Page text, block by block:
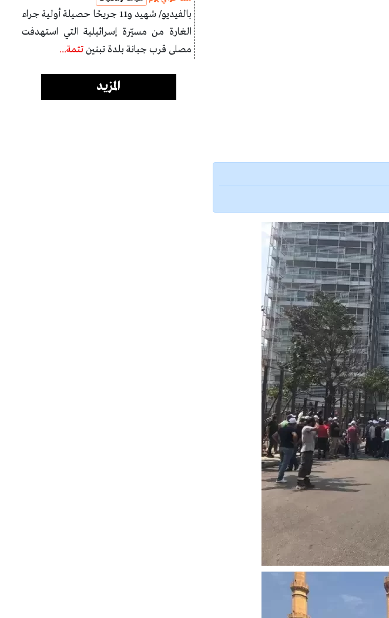
بالفيديو/ شهيد و11 جريحًا حصيلة أولية جراء
الغارة من مسيّرة إسرائيلية التي استهدفت
مصلى قرب جبانة بلدة تبنينتتمة...
المزيد